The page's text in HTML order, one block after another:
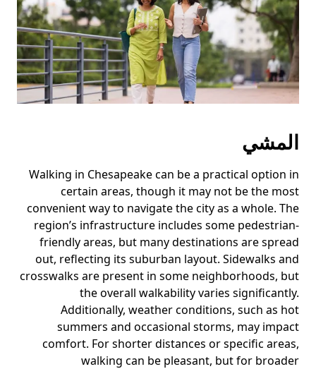
المشي
Walking in Chesapeake can be a practical option in
certain areas, though it may not be the most
convenient way to navigate the city as a whole. The
region’s infrastructure includes some pedestrian-
friendly areas, but many destinations are spread
out, reflecting its suburban layout. Sidewalks and
crosswalks are present in some neighborhoods, but
the overall walkability varies significantly.
Additionally, weather conditions, such as hot
summers and occasional storms, may impact
comfort. For shorter distances or specific areas,
walking can be pleasant, but for broader